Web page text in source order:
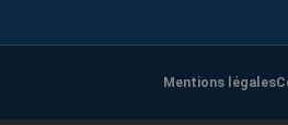
Mentions légales